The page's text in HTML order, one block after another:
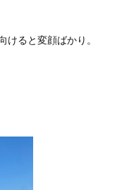
けると変顔ばかり。